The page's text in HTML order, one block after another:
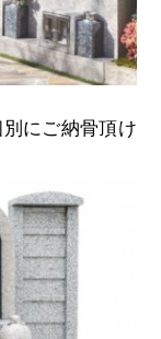
にご納骨頂け